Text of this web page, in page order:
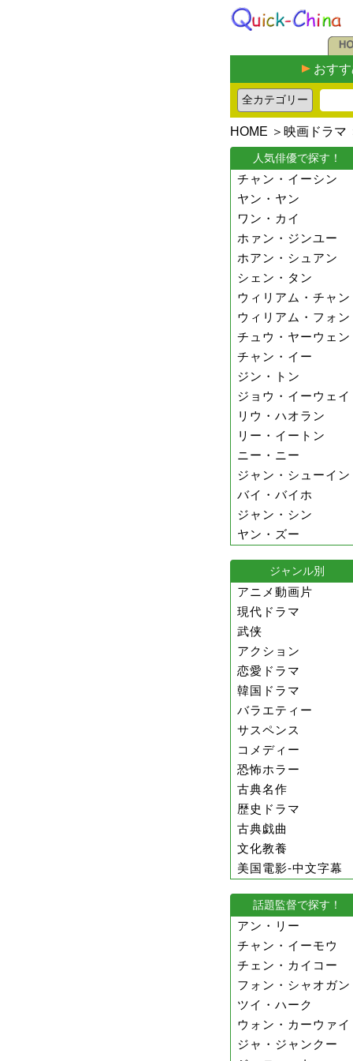
おす
HOME ＞ 映画ドラマ
人気俳優で探す！
チャン・イーシン
ヤン・ヤン
ワン・カイ
ホァン・ジンユー
ホアン・シュアン
シェン・タン
ウィリアム・チャン
ウィリアム・フォン
チュウ・ヤーウェン
チャン・イー
ジン・トン
ジョウ・イーウェイ
リウ・ハオラン
リー・イートン
ニー・ニー
ジャン・シューイン
バイ・バイホ
ジャン・シン
ヤン・ズー
ジャンル別
アニメ動画片
現代ドラマ
武侠
アクション
恋愛ドラマ
韓国ドラマ
バラエティー
サスペンス
コメディー
恐怖ホラー
古典名作
歴史ドラマ
古典戯曲
文化教養
美国電影-中文字幕
話題監督で探す！
アン・リー
チャン・イーモウ
チェン・カイコー
フォン・シャオガン
ツイ・ハーク
ウォン・カーウァイ
ジャ・ジャンクー